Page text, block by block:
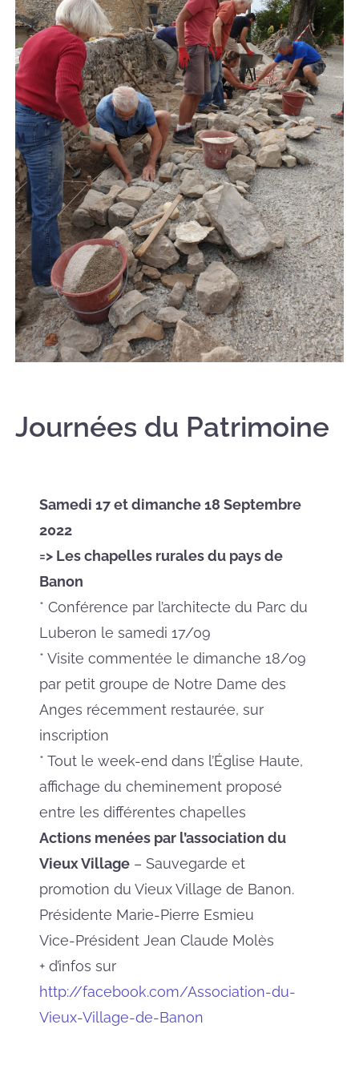
Journées du Patrimoine
Samedi17 et dimanche 18 Septembre
2022
=> Les chapelles rurales du pays de
Banon
* Conférence par l’architecte du Parc du
Luberon le samedi 17/09
* Visite commentée le dimanche 18/09
par petit groupe de Notre Dame des
Anges récemment restaurée, sur
inscription
* Tout le week-end dans l’Église Haute,
affichage du cheminement proposé
entre les différentes chapelles
Actions menées par l’association du
Vieux Village – Sauvegarde et
promotion du Vieux Village de Banon.
Présidente Marie-Pierre Esmieu
Vice-Président Jean Claude Molès
+ d’infos sur
http://facebook.com/Association-du-
Vieux-Village-de-Banon